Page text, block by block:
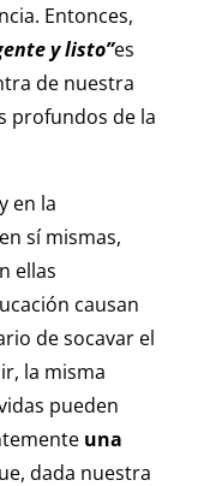
Entonces,
y listo”es
de nuestra
profundos de la
en la
sí mismas,
ellas
causan
de socavar el
la misma
pueden
una
dada nuestra